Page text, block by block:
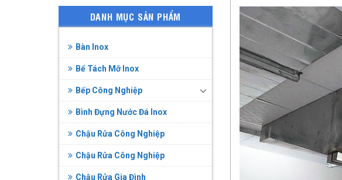
DANH MỤC SẢN PHẨM
Bàn Inox
Bể Tách Mỡ Inox
Bếp Công Nghiệp
Bình Đựng Nước Đá Inox
Chậu Rửa Công Nghiệp
Chậu Rửa Công Nghiệp
Chậu Rửa Gia Đình